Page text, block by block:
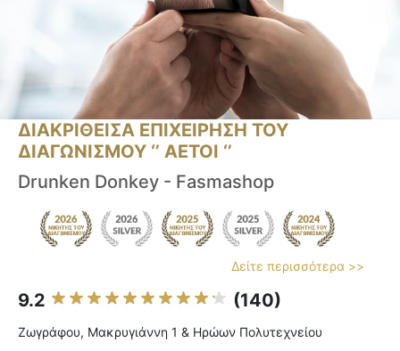
ΔΙΑΚΡΙΘΕΙΣΑ ΕΠΙΧΕΙΡΗΣΗ ΤΟΥ
ΔΙΑΓΩΝΙΣΜΟΥ ‘’ ΑΕΤΟΙ ‘’
Drunken Donkey - Fasmashop
Δείτε περισσότερα >>
9.2 (140)
Ζωγράφου, Μακρυγιάννη 1 & Ηρώων Πολυτεχνείου